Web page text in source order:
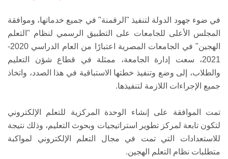
في ضوء جهود الدولة لتنفيذ "الرقمنة" في جميع خدماتها، وموافقة
المجلس الأعلى للجامعات على التطبيق الرسمي لنظام "التعلم
الهجين" في الجامعات المصرية اعتبارًا من العام الدراسي 2020-
2021، سعت إدارة الجامعة، ممثلة في قطاع شؤن التعليم
والطلاب، إلى وضع وتنفيذ خطتها الاستباقية في هذا الصدد، واتخاذ
جميع الإجراءات اللازمة لتنفيذها.
تمت الموافقة على إنشاء الوحدة المركزية للتعلم الإلكتروني
لتكون تابعة لمركز تطوير استراتيجيات وبحوث التعليم، وذلك نتيجة
للاستعدادات التي تمت في مجال التعلم الإلكتروني لمواكبة
متطلبات نظام التعلم الهجين.